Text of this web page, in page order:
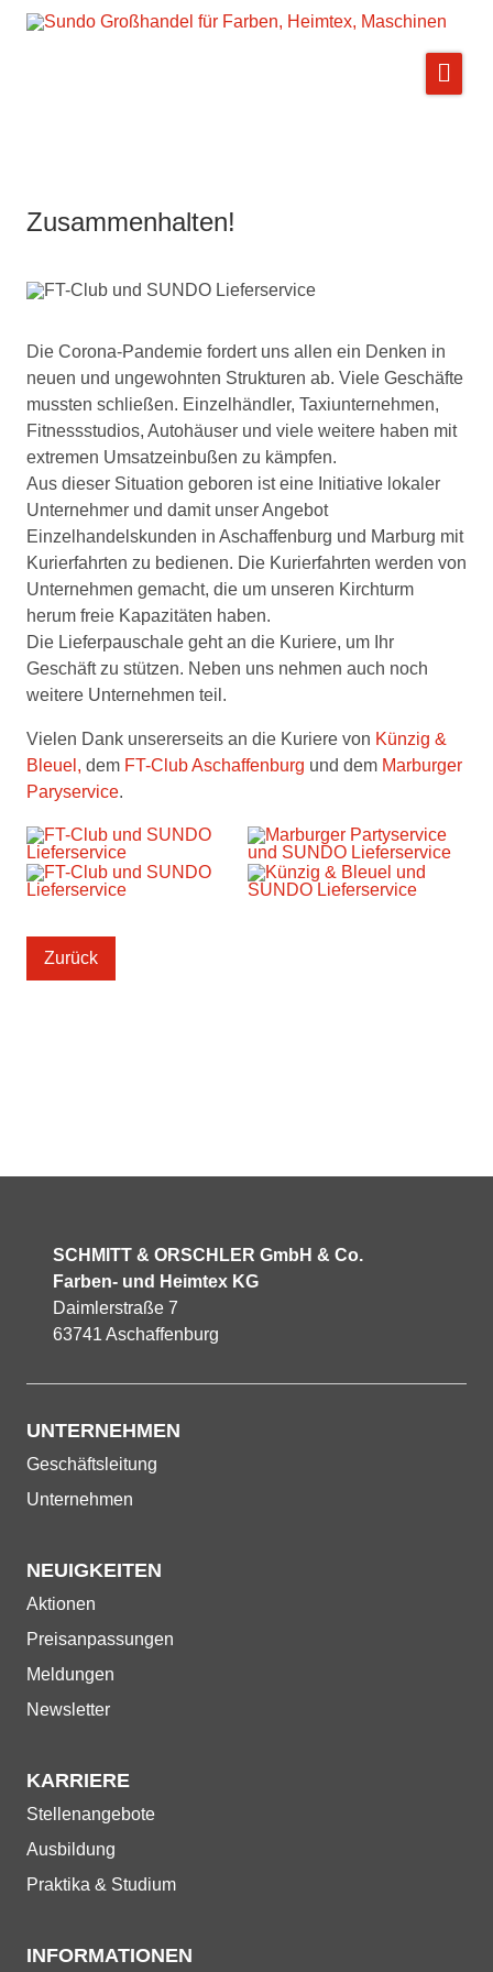
Zusammenhalten!
Die Corona-Pandemie fordert uns allen ein Denken in
neuen und ungewohnten Strukturen ab. Viele Geschäfte
mussten schließen. Einzelhändler, Taxiunternehmen,
Fitnessstudios, Autohäuser und viele weitere haben mit
extremen Umsatzeinbußen zu kämpfen.
Aus dieser Situation geboren ist eine Initiative lokaler
Unternehmer und damit unser Angebot
Einzelhandelskunden in Aschaffenburg und Marburg mit
Kurierfahrten zu bedienen. Die Kurierfahrten werden von
Unternehmen gemacht, die um unseren Kirchturm
herum freie Kapazitäten haben.
Die Lieferpauschale geht an die Kuriere, um Ihr
Geschäft zu stützen. Neben uns nehmen auch noch
weitere Unternehmen teil.
Vielen Dank unsererseits an die Kuriere von Künzig &
Bleuel, dem FT-Club Aschaffenburg und dem Marburger
Paryservice.
Zurück
SCHMITT & ORSCHLER GmbH & Co.
Farben- und Heimtex KG
Daimlerstraße 7
63741 Aschaffenburg
UNTERNEHMEN
Navigation
Geschäftsleitung
Unternehmen
NEUIGKEITEN
Navigation
Aktionen
Preisanpassungen
Meldungen
Newsletter
KARRIERE
Navigation
überspringen
Stellenangebote
Ausbildung
Praktika & Studium
INFORMATIONEN